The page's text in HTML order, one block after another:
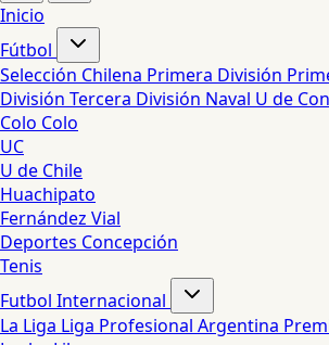
Inicio
Fútbol
Selección Chilena Primera División
División Tercera División Naval U de
Colo Colo
UC
U de Chile
Huachipato
Fernández Vial
Deportes Concepción
Tenis
Futbol Internacional
La Liga Liga Profesional Argentina